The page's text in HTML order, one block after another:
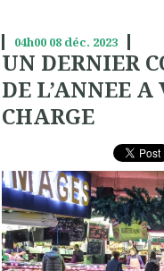
04h00 08 déc. 2023
UN DERNIER
DE L’ANNEE A
CHARGE